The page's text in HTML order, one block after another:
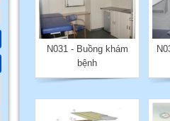
N031 - Buồng khám
bệnh